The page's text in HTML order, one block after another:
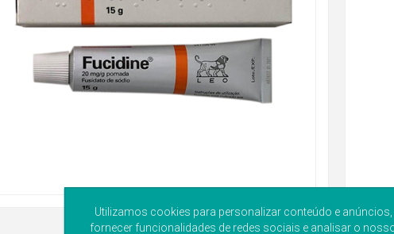
Utilizamos cookies para personalizar conteúdo e anúncios,
fornecer funcionalidades de redes sociais e analisar o